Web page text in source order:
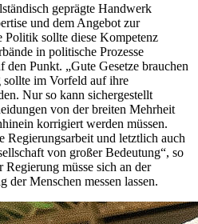
geprägte Handwerk
und dem Angebot zur
Politik sollte diese Kompetenz
in politische Prozesse
den Punkt. „Gute Gesetze brauchen
sollte im Vorfeld auf ihre
Nur so kann sichergestellt
von der breiten Mehrheit
korrigiert werden müssen.
Regierungsarbeit und letztlich auch
von großer Bedeutung“, so
müsse sich an der
der Menschen messen lassen.